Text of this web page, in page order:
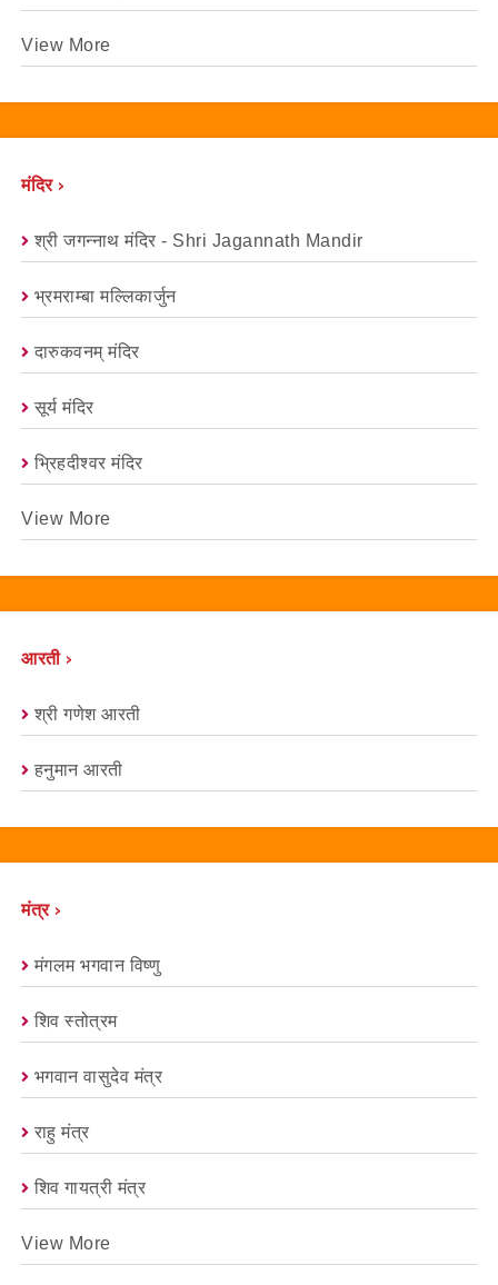
View More
मंदिर ›
श्री जगन्नाथ मंदिर - Shri Jagannath Mandir
भ्रमराम्बा मल्लिकार्जुन
दारुकवनम् मंदिर
सूर्य मंदिर
भ्रिहदीश्वर मंदिर
View More
आरती ›
श्री गणेश आरती
हनुमान आरती
मंत्र ›
मंगलम भगवान विष्णु
शिव स्तोत्रम
भगवान वासुदेव मंत्र
राहु मंत्र
शिव गायत्री मंत्र
View More